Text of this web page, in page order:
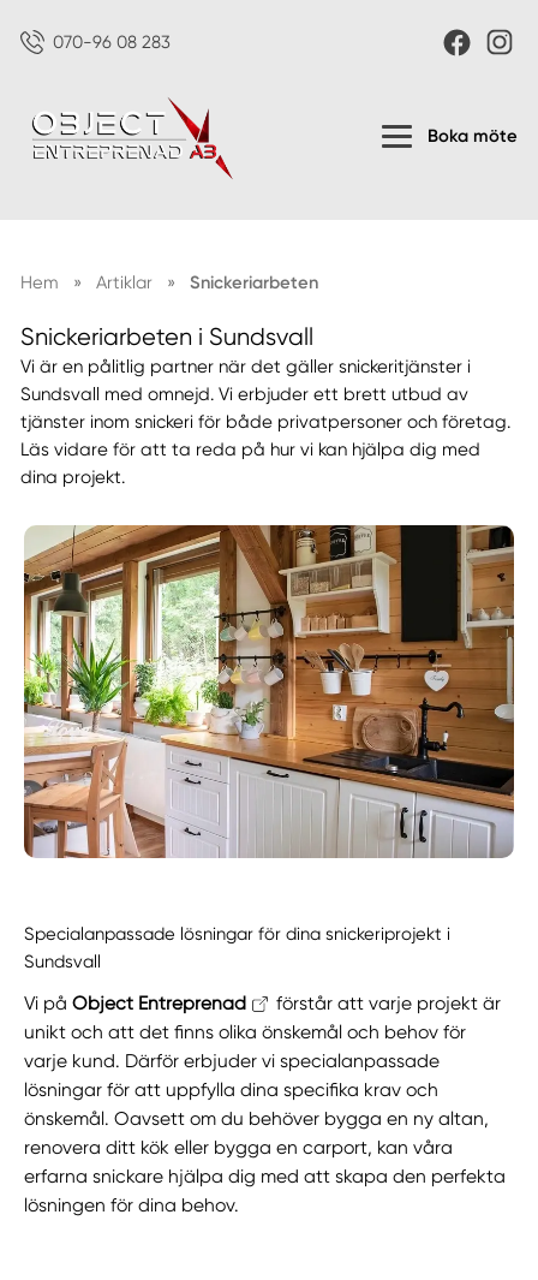
070-96 08 283
Boka möte
Hem » Artiklar » Snickeriarbeten
Snickeriarbeten i Sundsvall
Vi är en pålitlig partner när det gäller snickeritjänster i
Sundsvall med omnejd. Vi erbjuder ett brett utbud av
tjänster inom snickeri för både privatpersoner och företag.
Läs vidare för att ta reda på hur vi kan hjälpa dig med
dina projekt.
Specialanpassade lösningar för dina snickeriprojekt i
Sundsvall
Vi påObject Entreprenad
förstår att varje projekt är
unikt och att det finns olika önskemål och behov för
varje kund. Därför erbjuder vi specialanpassade
lösningar för att uppfylla dina specifika krav och
önskemål. Oavsett om du behöver bygga en ny altan,
renovera ditt kök eller bygga en carport, kan våra
erfarna snickare hjälpa dig med att skapa den perfekta
lösningen för dina behov.